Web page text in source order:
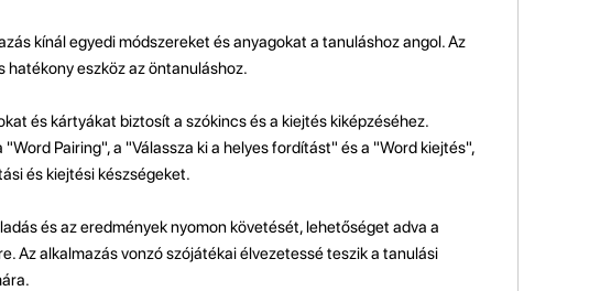
kínál egyedi módszereket és anyagokat a tanuláshoz angol. Az
hatékony eszköz az öntanuláshoz.
és kártyákat biztosít a szókincs és a kiejtés kiképzéséhez.
Pairing", a "Válassza ki a helyes fordítást" és a "Word kiejtés",
és kiejtési készségeket.
és az eredmények nyomon követését, lehetőséget adva a
Az alkalmazás vonzó szójátékai élvezetessé teszik a tanulási